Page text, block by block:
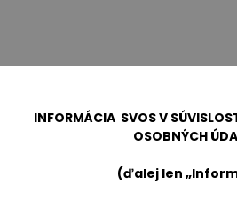
INFORMÁCIA SVOS V
OSOBNÝCH
(ďalej len